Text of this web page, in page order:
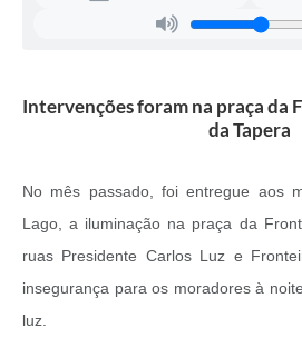
Intervenções foram na praça da
da Tapera
No mês passado, foi entregue aos
Lago, a iluminação na praça da
ruas Presidente Carlos Luz e
insegurança para os moradores à
luz.